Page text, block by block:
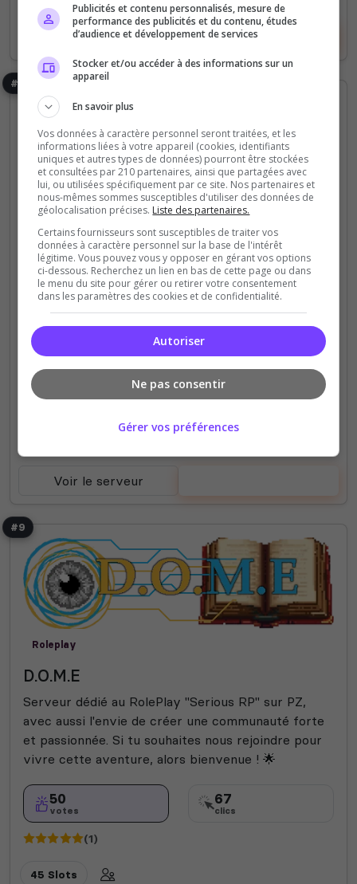
Voir le serveur Voter
#8
PVE PVP Semi-RP
☣️Z Other Land [Immersif] | Lancement
B42 STABLE 08/08 !
✦═══ Semi Hardcore - Immersif═══✦[⚔ Serveur
PVE-PvP-Factions🛡️][🌍 Monde évolutif][☉Zones
règlementées] [📜 Quêtes et Events dynamiques📜]
104
votes
100
clics
Voir le serveur
#9
Roleplay
D.O.M.E
Serveur dédié au RolePlay "Serious RP" sur PZ,
avec aussi l'envie de créer une communauté forte
et passionnée. Si tu souhaites nous rejoindre pour
vivre cette aventure, alors bienvenue ! 🌟
50
votes
67
clics
(1)
45 Slots
Publicités et contenu personnalisés, mesure de
performance des publicités et du contenu, études
d’audience et développement de services
Stocker et/ou accéder à des informations sur un
appareil
En savoir plus
Vos données à caractère personnel seront traitées, et les
informations liées à votre appareil (cookies, identifiants
uniques et autres types de données) pourront être stockées
et consultées par 210 partenaires, ainsi que partagées avec
lui, ou utilisées spécifiquement par ce site. Nos partenaires et
nous-mêmes sommes susceptibles d'utiliser des données de
géolocalisation précises. Liste des partenaires.
Certains fournisseurs sont susceptibles de traiter vos
données à caractère personnel sur la base de l'intérêt
légitime. Vous pouvez vous y opposer en gérant vos options
ci-dessous. Recherchez un lien en bas de cette page ou dans
le menu du site pour gérer ou retirer votre consentement
dans les paramètres des cookies et de confidentialité.
Autoriser
Ne pas consentir
Gérer vos préférences